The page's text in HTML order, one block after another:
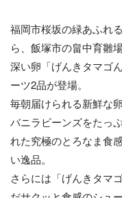
福岡市桜坂の緑あふれ
ら、飯塚市の畠中育雛
深い卵「げんきタマゴ
ーツ2品が登場。
毎朝届けられる新鮮な
バニラビーンズをたっ
れた究極のとろなま食
い逸品。
さらには「げんきタマ